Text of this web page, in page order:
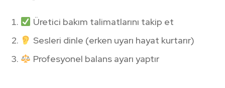
Üretici bakım talimatlarını takip et
Sesleri dinle (erken uyarı hayat kurtarır)
Profesyonel balans ayarı yaptır